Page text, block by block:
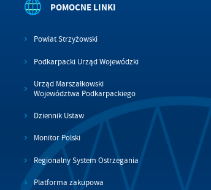
POMOCNE LINKI
Powiat Strzyżowski
Podkarpacki Urząd Wojewódzki
Urząd Marszałkowski
Województwa Podkarpackiego
Dziennik Ustaw
Monitor Polski
Regionalny System Ostrzegania
Platforma zakupowa